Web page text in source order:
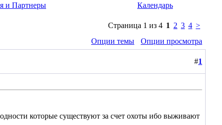
и Партнеры
Календарь
Страница 1 из 4 1 2 3 4 >
Опции темы
Опции просмотра
#1
которые существуют за счет охоты ибо выживают